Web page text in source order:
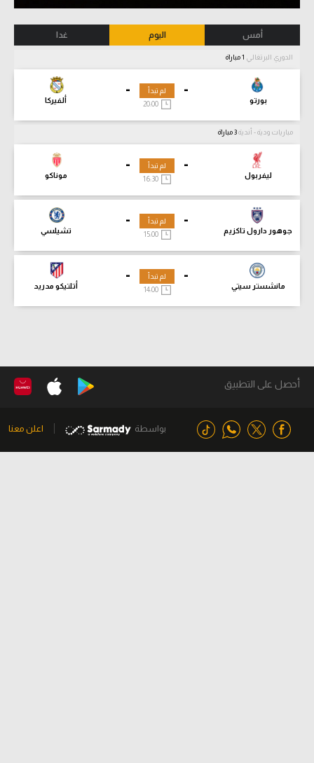
أمس اليوم غدا
الدوري البرتغالي
-
بورتو
-
ألفيركا
لم تبدأ
مباريات ودية - أندية
-
ليفربول
-
موناكو
لم تبدأ
-
جوهور دارول تاكزيم
-
تشيلسي
لم تبدأ
15:00
-
مانشستر سيتي
-
أتلتيكو مدريد
لم تبدأ
14:00
أحصل على التطبيق
بواسطة اعلن معنا